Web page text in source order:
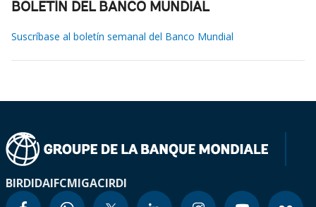
BOLETÍN DEL BANCO MUNDIAL
Suscríbase al boletín semanal del Banco Mundial
BIRDIDAIFCMIGACIRDI